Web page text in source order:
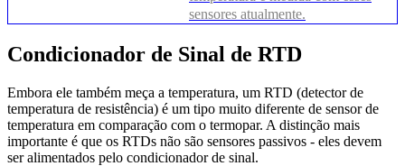
sensores atualmente.
Condicionador de Sinal de RTD
Embora ele também meça a temperatura, um RTD (detector de
temperatura de resistência) é um tipo muito diferente de sensor de
temperatura em comparação com o termopar. A distinção mais
importante é que os RTDs não são sensores passivos - eles devem
ser alimentados pelo condicionador de sinal.